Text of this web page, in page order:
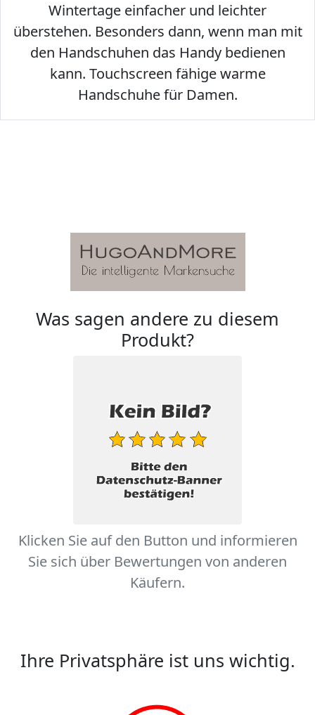
Wintertage einfacher und leichter
überstehen. Besonders dann, wenn man mit
den Handschuhen das Handy bedienen
kann. Touchscreen fähige warme
Handschuhe für Damen.
Was sagen andere zu diesem
Produkt?
Klicken Sie auf den Button und informieren
Sie sich über Bewertungen von anderen
Käufern.
Ihre Privatsphäre ist uns wichtig.